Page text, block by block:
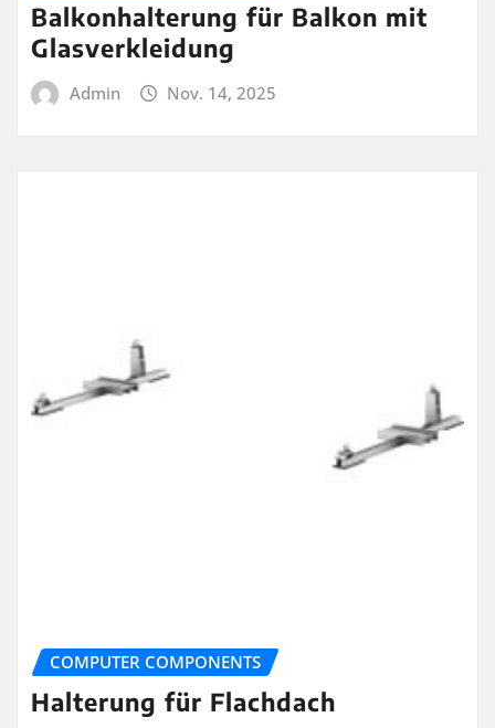
Balkonhalterung für Balkon mit
Glasverkleidung
Admin Nov. 14, 2025
COMPUTER COMPONENTS
Halterung für Flachdach